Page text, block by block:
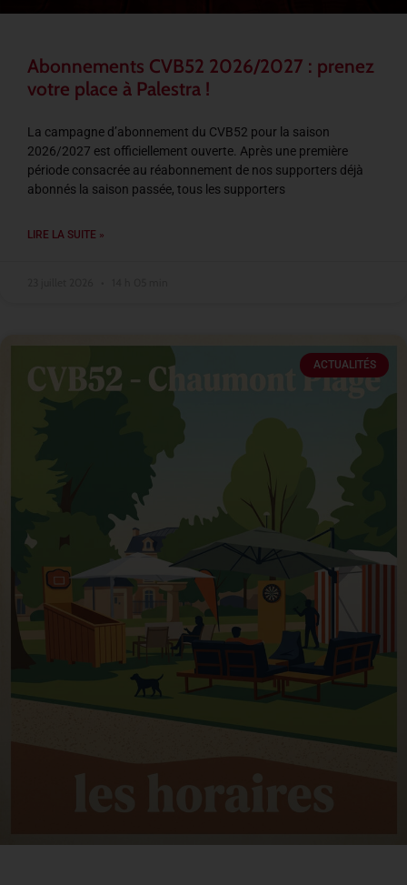
Abonnements CVB52 2026/2027 : prenez
votre place à Palestra !
La campagne d’abonnement du CVB52 pour la saison
2026/2027 est officiellement ouverte. Après une première
période consacrée au réabonnement de nos supporters déjà
abonnés la saison passée, tous les supporters
LIRE LA SUITE »
ACTUALITÉS